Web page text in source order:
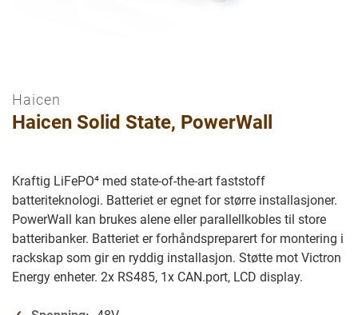
Gå
til
bilder
galleriet
Haicen
Haicen Solid State, PowerWall
Kraftig LiFePO⁴ med state-of-the-art faststoff
batteriteknologi. Batteriet er egnet for større installasjoner.
PowerWall kan brukes alene eller parallellkobles til store
batteribanker. Batteriet er forhåndspreparert for montering i
rackskap som gir en ryddig installasjon. Støtte mot Victron
Energy enheter. 2x RS485, 1x CAN.port, LCD display.